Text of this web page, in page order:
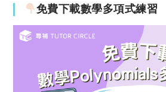
免費下載數學多項式練習